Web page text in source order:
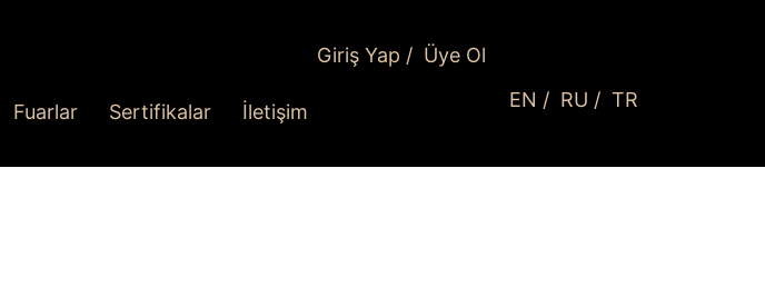
Fuarlar Sertifikalar İletişim
Giriş Yap / Üye Ol
EN / RU / TR